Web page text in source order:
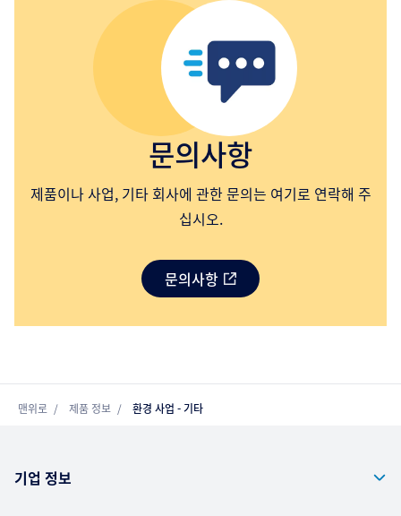
문의사항
제품이나 사업, 기타 회사에 관한 문의는 여기로 연락해 주
십시오.
문의사항
맨위로 제품 정보 환경 사업 - 기타
기업 정보